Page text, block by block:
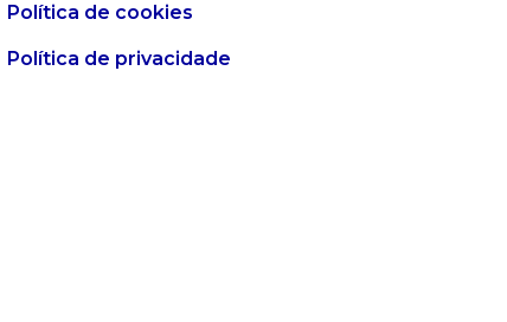
Política de cookies
Política de privacidade